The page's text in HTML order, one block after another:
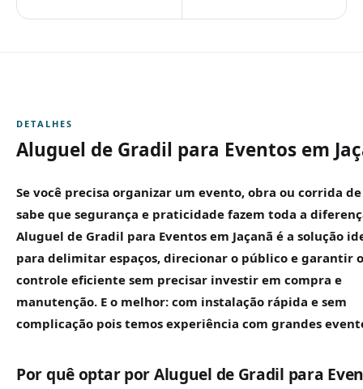
DETALHES
Aluguel de Gradil para Eventos em
Se você precisa organizar um evento, obra ou corrida
sabe que segurança e praticidade fazem toda a
Aluguel de Gradil para Eventos em Jaçanã é a solução
para delimitar espaços, direcionar o público e garantir o
controle eficiente sem precisar investir em compra e
manutenção. E o melhor: com instalação rápida e sem
complicação pois temos experiência com grandes
Por quê optar por Aluguel de Gradil para